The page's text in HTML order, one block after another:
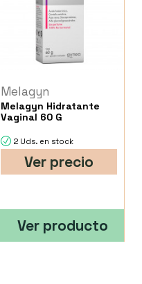
Melagyn
Melagyn Hidratante
Vaginal 60 G
2 Uds. en stock
Ver precio
Ver producto